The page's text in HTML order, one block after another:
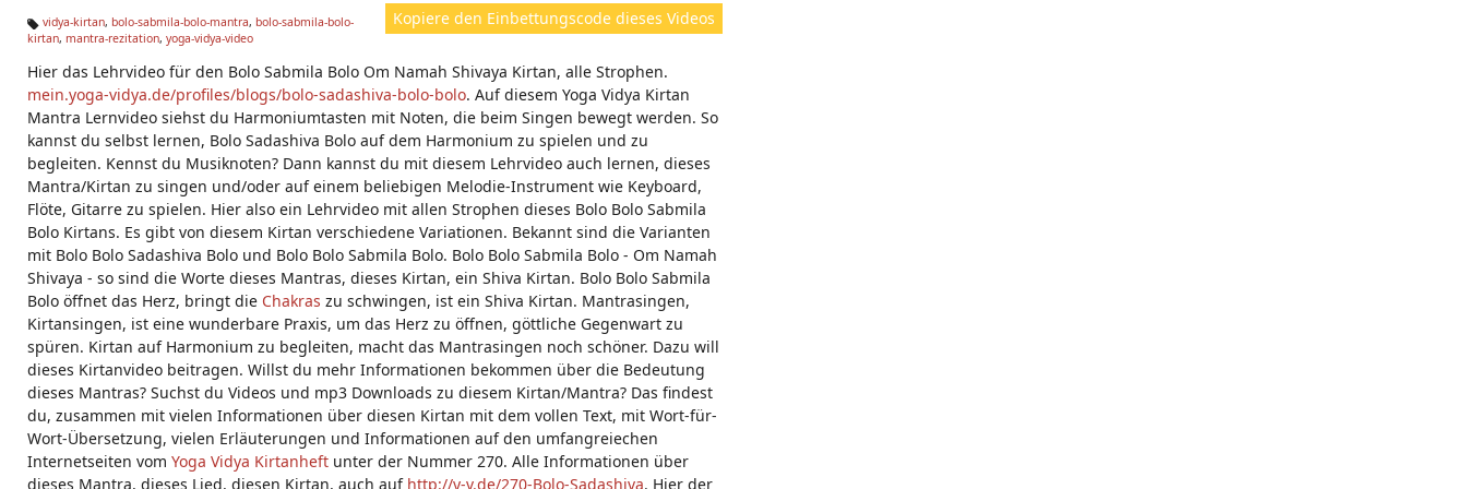
ht
e
Kopiere den Einbettungscode dieses Videos
Ta
s:
vidya-kirtan, bolo-sabmila-bolo-mantra, bolo-sabmila-bolo-
kirtan, mantra-rezitation, yoga-vidya-video
Hier das Lehrvideo für den Bolo Sabmila Bolo Om Namah Shivaya Kirtan, alle Strophen.
mein.yoga-vidya.de/profiles/blogs/bolo-sadashiva-bolo-bolo. Auf diesem Yoga Vidya Kirtan
Mantra Lernvideo siehst du Harmoniumtasten mit Noten, die beim Singen bewegt werden. So
kannst du selbst lernen, Bolo Sadashiva Bolo auf dem Harmonium zu spielen und zu
begleiten. Kennst du Musiknoten? Dann kannst du mit diesem Lehrvideo auch lernen, dieses
Mantra/Kirtan zu singen und/oder auf einem beliebigen Melodie-Instrument wie Keyboard,
Flöte, Gitarre zu spielen. Hier also ein Lehrvideo mit allen Strophen dieses Bolo Bolo Sabmila
Bolo Kirtans. Es gibt von diesem Kirtan verschiedene Variationen. Bekannt sind die Varianten
mit Bolo Bolo Sadashiva Bolo und Bolo Bolo Sabmila Bolo. Bolo Bolo Sabmila Bolo - Om Namah
Shivaya - so sind die Worte dieses Mantras, dieses Kirtan, ein Shiva Kirtan. Bolo Bolo Sabmila
Bolo öffnet das Herz, bringt die Chakras zu schwingen, ist ein Shiva Kirtan. Mantrasingen,
Kirtansingen, ist eine wunderbare Praxis, um das Herz zu öffnen, göttliche Gegenwart zu
spüren. Kirtan auf Harmonium zu begleiten, macht das Mantrasingen noch schöner. Dazu will
dieses Kirtanvideo beitragen. Willst du mehr Informationen bekommen über die Bedeutung
dieses Mantras? Suchst du Videos und mp3 Downloads zu diesem Kirtan/Mantra? Das findest
du, zusammen mit vielen Informationen über diesen Kirtan mit dem vollen Text, mit Wort-für-
Wort-Übersetzung, vielen Erläuterungen und Informationen auf den umfangreiechen
Internetseiten vom Yoga Vidya Kirtanheft unter der Nummer 270. Alle Informationen über
dieses Mantra, dieses Lied, diesen Kirtan, auch auf http://y-v.de/270-Bolo-Sadashiva. Hier der